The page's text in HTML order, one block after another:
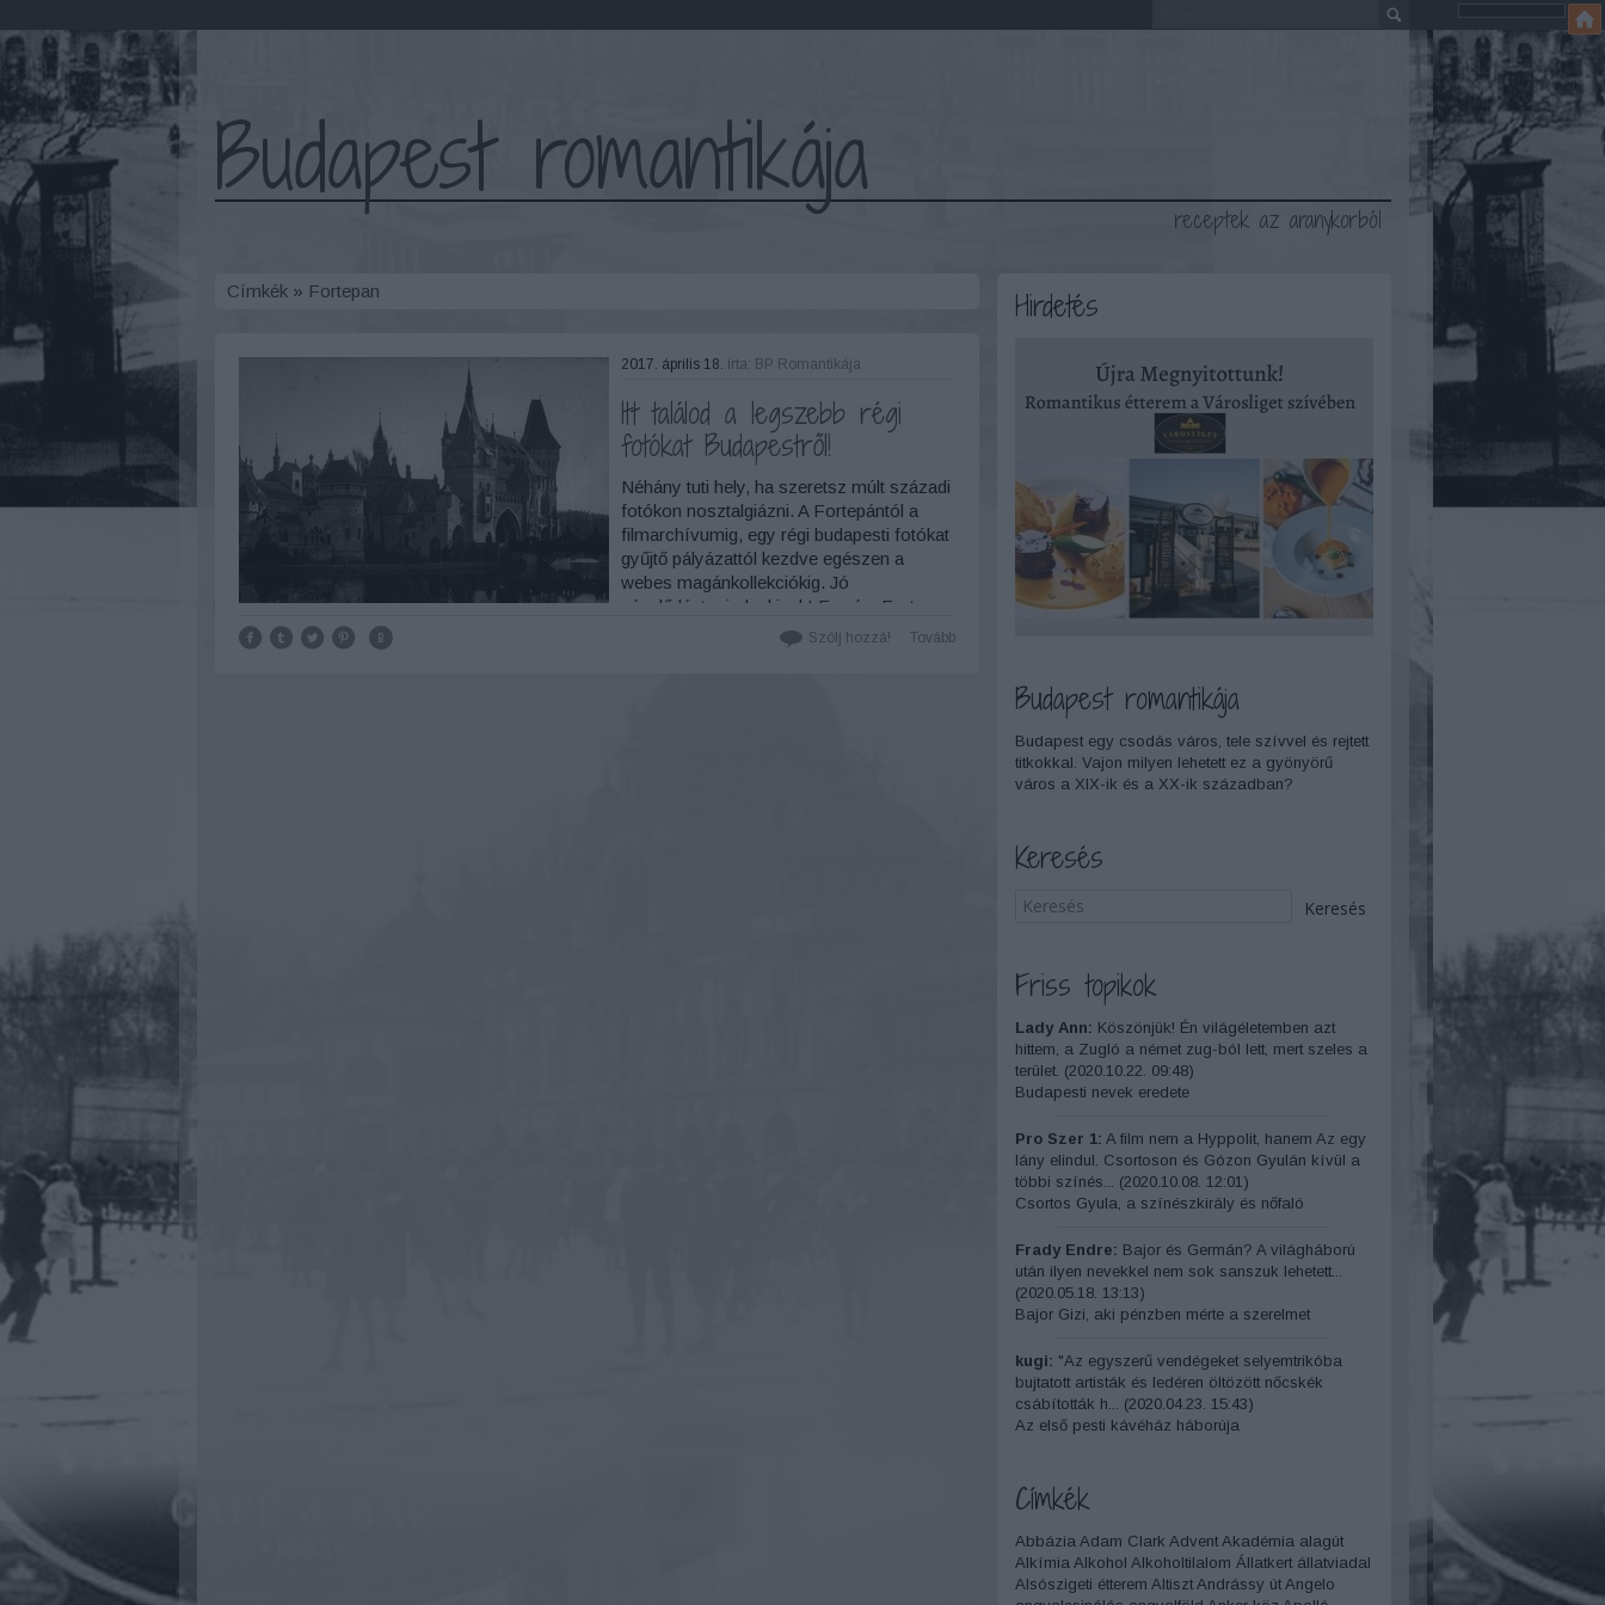
Budapest romantikája
receptek az aranykorból
Címkék» Fortepan
2017. április 18. írta: BP Romantikája
Itt találod a legszebb régi
fotókat Budapestről!
Néhány tuti hely, ha szeretsz múlt századi
fotókon nosztalgiázni. A Fortepántól a
filmarchívumig, egy régi budapesti fotókat
gyűjtő pályázattól kezdve egészen a
webes magánkollekciókig. Jó
nézelődést mindenkinek! Forrás: Fortepan
Kiemelkedő építészet, nosztalgikus
Tovább
Szólj hozzá!
Hirdetés
Budapest romantikája
Budapest egy csodás város, tele szívvel és rejtett
titkokkal. Vajon milyen lehetett ez a gyönyörű
város a XIX-ik és a XX-ik században?
Keresés
Friss topikok
Lady Ann: Köszönjük! Én világéletemben azt
hittem, a Zugló a német zug-ból lett, mert szeles a
terület. (2020.10.22. 09:48)
Budapesti nevek eredete
Pro Szer 1: A film nem a Hyppolit, hanem Az egy
lány elindul. Csortoson és Gózon Gyulán kívül a
többi színés... (2020.10.08. 12:01)
Csortos Gyula, a színészkirály és nőfaló
Frady Endre: Bajor és Germán? A világháború
után ilyen nevekkel nem sok sanszuk lehetett...
(2020.05.18. 13:13)
Bajor Gizi, aki pénzben mérte a szerelmet
kugi: "Az egyszerű vendégeket selyemtrikóba
bujtatott artisták és ledéren öltözött nőcskék
csábították h... (2020.04.23. 15:43)
Az első pesti kávéház háborúja
Címkék
Abbázia Adam Clark Advent Akadémia alagút
Alkímia Alkohol Alkoholtilalom Állatkert állatviadal
Alsószigeti étterem Altiszt Andrássy út Angelo